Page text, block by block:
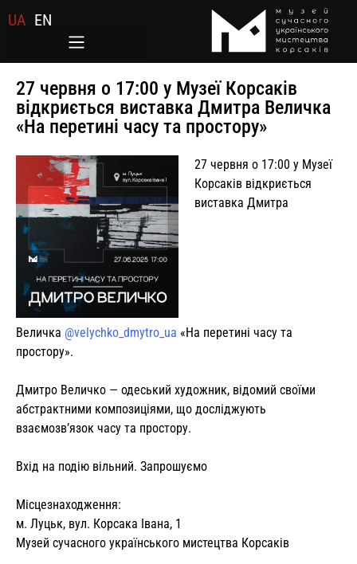
UA EN
27 червня о 17:00 у Музеї Корсаків
відкриється виставка Дмитра Величка
«На перетині часу та простору»
27 червня о 17:00 у Музеї
Корсаків відкриється
виставка Дмитра
Величка @velychko_dmytro_ua «На перетині часу та
простору».
Дмитро Величко — одеський художник, відомий своїми
абстрактними композиціями, що досліджують
взаємозв’язок часу та простору.
Вхід на подію вільний. Запрошуємо
Місцезнаходження:
м. Луцьк, вул. Корсака Івана, 1
Музей сучасного українського мистецтва Корсаків